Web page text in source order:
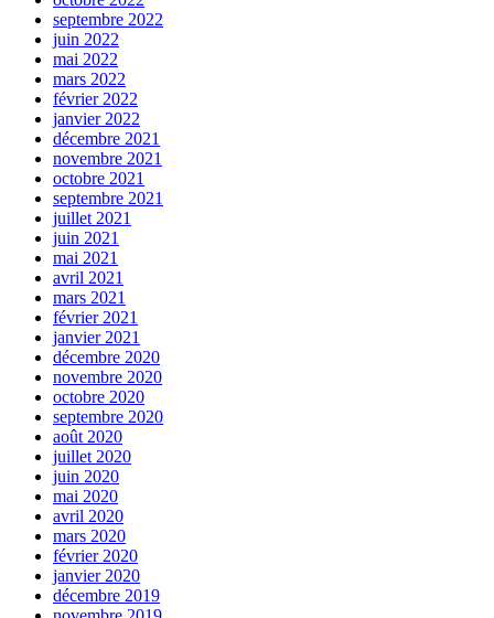
septembre 2022
juin 2022
mai 2022
mars 2022
février 2022
janvier 2022
décembre 2021
novembre 2021
octobre 2021
septembre 2021
juillet 2021
juin 2021
mai 2021
avril 2021
mars 2021
février 2021
janvier 2021
décembre 2020
novembre 2020
octobre 2020
septembre 2020
août 2020
juillet 2020
juin 2020
mai 2020
avril 2020
mars 2020
février 2020
janvier 2020
décembre 2019